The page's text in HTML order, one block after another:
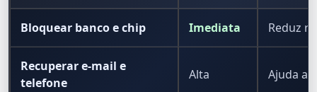
Bloquear banco e chip Imediata Reduz
Recuperar e-mail e
telefone
Alta Ajuda a